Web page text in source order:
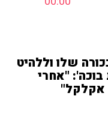
שלו וללהיט
"אחרי
אקלקל"